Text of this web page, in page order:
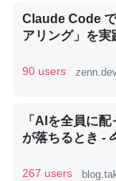
くらい。小説で
ど、短期記憶
かりやすく強く
Claude Code
アリング」を実
90 users
「AIを全員に
が落ちるとき -
267 users